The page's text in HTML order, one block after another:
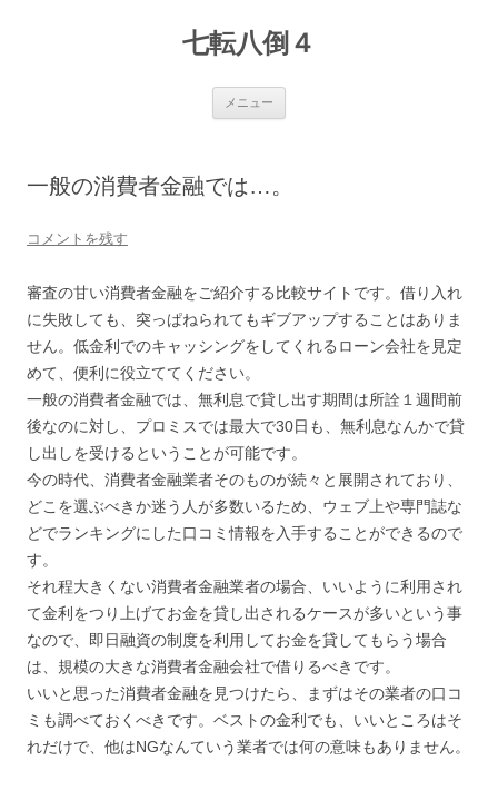
七転八倒４
メニュー
一般の消費者金融では…。
コメントを残す
審査の甘い消費者金融をご紹介する比較サイトです。借り入れ
に失敗しても、突っぱねられてもギブアップすることはありま
せん。低金利でのキャッシングをしてくれるローン会社を見定
めて、便利に役立ててください。
一般の消費者金融では、無利息で貸し出す期間は所詮１週間前
後なのに対し、プロミスでは最大で30日も、無利息なんかで貸
し出しを受けるということが可能です。
今の時代、消費者金融業者そのものが続々と展開されており、
どこを選ぶべきか迷う人が多数いるため、ウェブ上や専門誌な
どでランキングにした口コミ情報を入手することができるので
す。
それ程大きくない消費者金融業者の場合、いいように利用され
て金利をつり上げてお金を貸し出されるケースが多いという事
なので、即日融資の制度を利用してお金を貸してもらう場合
は、規模の大きな消費者金融会社で借りるべきです。
いいと思った消費者金融を見つけたら、まずはその業者の口コ
ミも調べておくべきです。ベストの金利でも、いいところはそ
れだけで、他はNGなんていう業者では何の意味もありません。